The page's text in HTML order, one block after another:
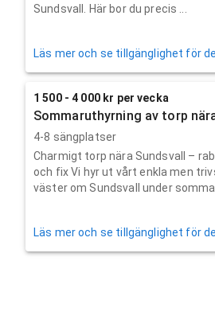
Sundsvall. Här bor du precis ...
Läs mer och se tillgänglighet för
1 500 - 4 000 kr per vecka
Sommaruthyrning av torp
4-8 sängplatser
Charmigt torp nära Sundsvall –
och fix Vi hyr ut vårt enkla men
väster om Sundsvall under
Läs mer och se tillgänglighet för